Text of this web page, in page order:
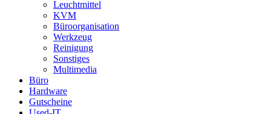
Leuchtmittel
KVM
Büroorganisation
Werkzeug
Reinigung
Sonstiges
Multimedia
Büro
Hardware
Gutscheine